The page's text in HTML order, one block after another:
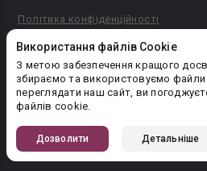
Використання файлів Cookie
З метою забезпечення кращого
збираємо та використовуємо
переглядати наш сайт, ви
файлів cookie.
Дозволити Детальніше
Політика конфіденційності
Правила публікації авторського
PR-вiддiл: pr@booknet.com
© 2026 Booknet. Всі права захищено.
Narva mnt 5, Tallinn 10117, Естонія